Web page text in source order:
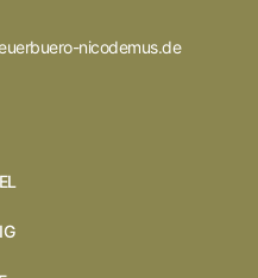
nicodemus.de